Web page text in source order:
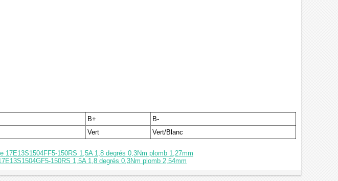
B+
B-
Vert Vert/Blanc
150RS 1,5A 1,8 degrés 0,3Nm plomb 1,27mm
150RS 1,5A 1,8 degrés 0,3Nm plomb 2,54mm